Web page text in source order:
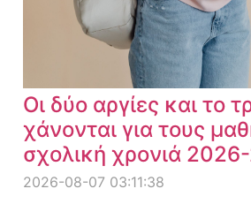
Οι δύο αργίες και το
χάνονται για τους
σχολική χρονιά
2026-08-07 03:11:38